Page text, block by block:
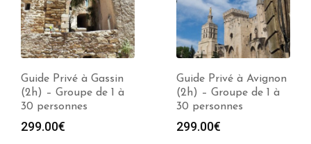
Guide Privé à Gassin
(2h) – Groupe de 1 à
30 personnes
299.00€
Guide Privé à Avignon
(2h) – Groupe de 1 à
30 personnes
299.00€